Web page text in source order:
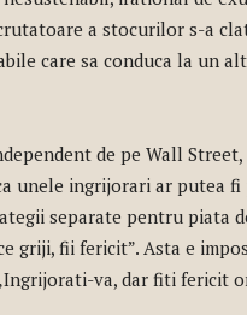
a stocurilor s-a
care sa conduca la un
de pe Wall
unele ingrijorari ar putea
separate pentru piata
griji, fii fericit”. Asta e
va, dar fiti fericit